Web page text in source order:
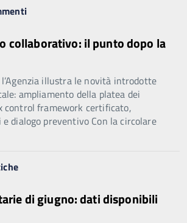
collaborativo: il punto dopo la
illustra le novità introdotte
ampliamento della platea dei
control framework certificato,
dialogo preventivo Con la circolare
di giugno: dati disponibili